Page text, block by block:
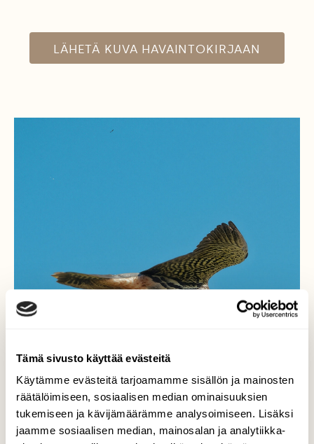
Tämä sivusto käyttää evästeitä
Käytämme evästeitä tarjoamamme sisällön ja mainosten
räätälöimiseen, sosiaalisen median ominaisuuksien
tukemiseen ja kävijämäärämme analysoimiseen. Lisäksi
jaamme sosiaalisen median, mainosalan ja analytiikka-
LÄHETÄ KUVA HAVAINTOKIRJAAN